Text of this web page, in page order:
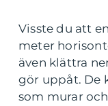
Visste du att
meter
även klättra
gör uppåt. De
som murar